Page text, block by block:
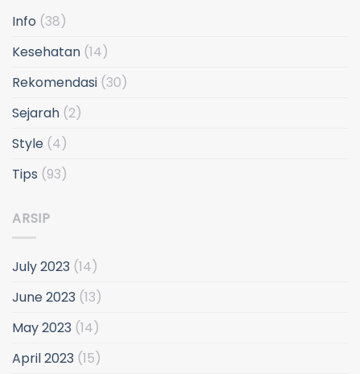
Info (38)
Kesehatan (14)
Rekomendasi (30)
Sejarah (2)
Style (4)
Tips (93)
ARSIP
July 2023 (14)
June 2023 (13)
May 2023 (14)
April 2023 (15)